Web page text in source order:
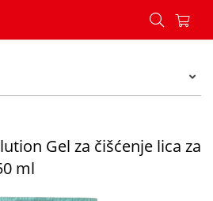
Solution Gel za čišćenje lica za
Gel za čišćenje lica za
ml